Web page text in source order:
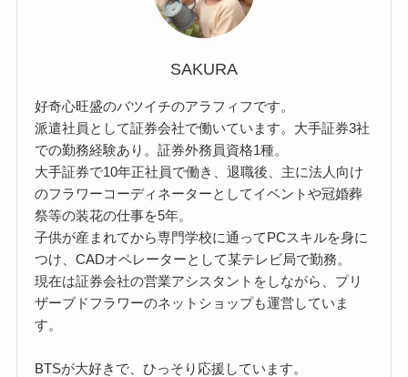
SAKURA
好奇心旺盛のバツイチのアラフィフです。
派遣社員として証券会社で働いています。大手証券3社
での勤務経験あり。証券外務員資格1種。
大手証券で10年正社員で働き、退職後、主に法人向け
のフラワーコーディネーターとしてイベントや冠婚葬
祭等の装花の仕事を5年。
子供が産まれてから専門学校に通ってPCスキルを身に
つけ、CADオペレーターとして某テレビ局で勤務。
現在は証券会社の営業アシスタントをしながら、プリ
ザーブドフラワーのネットショップも運営していま
す。
BTSが大好きで、ひっそり応援しています。